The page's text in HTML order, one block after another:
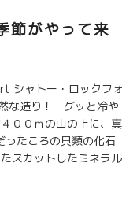
節がやって来
シャトー・ロックフォ
な造り！ グッと冷や
０ｍの山の上に、真
ったころの貝類の化石
スカットしたミネラル
ナミ農法のお蔭！レ